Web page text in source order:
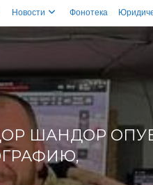
Новости Фонотека
ШАНДОР